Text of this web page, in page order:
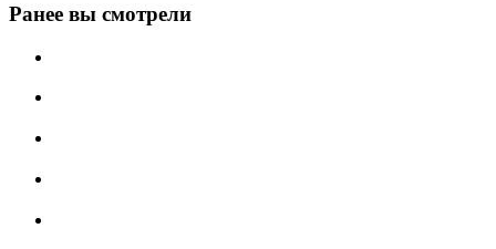
Ранее вы смотрели